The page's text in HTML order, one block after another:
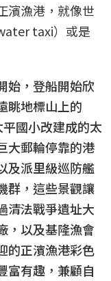
濱漁港，就像世
taxi）或是
始，登船開始欣
眺地標山上的
平國小改建成的太
大郵輪停靠的港
及派里級巡防艦
群，這些景觀讓
清法戰爭遺址大
，以及基隆漁會
的正濱漁港彩色
富有趣，兼顧自